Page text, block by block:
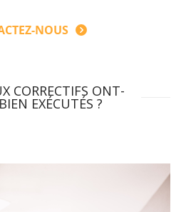
NOUS
CORRECTIFS ONT-
EXÉCUTÉS ?